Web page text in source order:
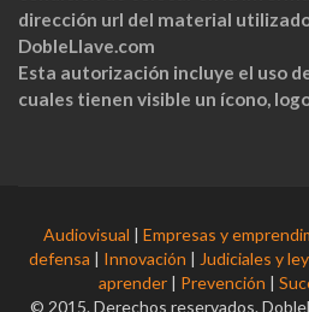
dirección url del material
DobleLlave.com
Esta autorización incluye el uso
cuales tienen visible un ícono,
Audiovisual | Empresas y
defensa | Innovación | Judiciales y
aprender | Prevención |
© 2015. Derechos reservados.